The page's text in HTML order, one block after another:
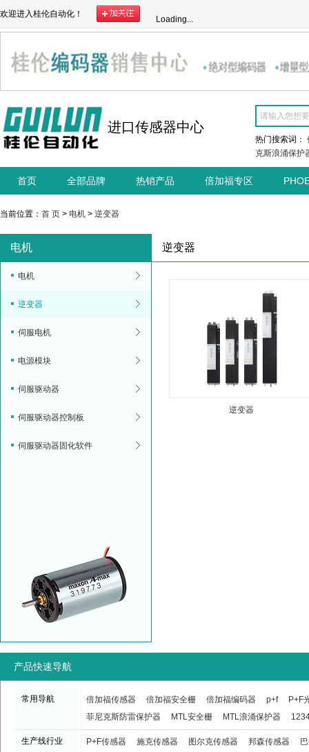
欢迎进入桂伦自动化！
Loading...
进口传感器中心
热门搜索词：
克斯浪涌保护
首页 全部品牌 热销产品 倍加福专区
当前位置： 首 页 > 电机 > 逆变器
电机
电机
逆变器
伺服电机
电源模块
伺服驱动器
伺服驱动器控制板
伺服驱动器固化软件
逆变器
逆变器
产品快速导航
常用导航 倍加福传感器 倍加福安全栅 倍加福编码器 p+f
P+F
菲尼克斯防雷保护器
MTL安全栅 MTL浪涌保护器
生产线行业 P+F传感器 施克传感器 图尔克传感器 邦森传感器